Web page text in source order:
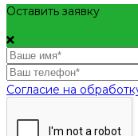
Оставить заявку
Согласие на